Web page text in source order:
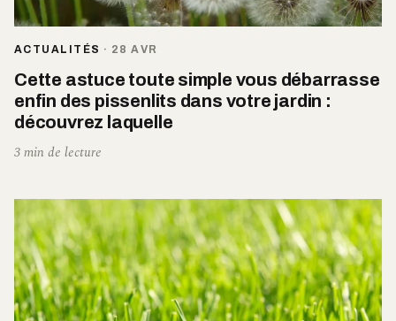
ACTUALITÉS · 28 AVR
Cette astuce toute simple vous débarrasse
enfin des pissenlits dans votre jardin :
découvrez laquelle
3 min de lecture